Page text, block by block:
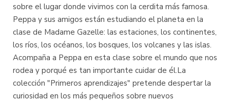
sobre el lugar donde vivimos con la cerdita más famosa.
Peppa y sus amigos están estudiando el planeta en la
clase de Madame Gazelle: las estaciones, los continentes,
los ríos, los océanos, los bosques, los volcanes y las islas.
Acompaña a Peppa en esta clase sobre el mundo que nos
rodea y porqué es tan importante cuidar de él.La
colección "Primeros aprendizajes" pretende despertar la
curiosidad en los más pequeños sobre nuevos